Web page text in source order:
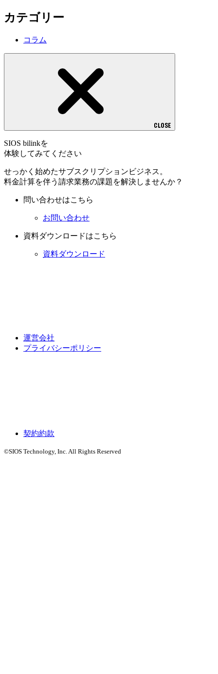
カテゴリー
コラム
CLOSE
SIOS bilinkを
体験してみてください
せっかく始めたサブスクリプションビジネス。
料金計算を伴う請求業務の課題を解決しませんか？
問い合わせはこちら
お問い合わせ
資料ダウンロードはこちら
資料ダウンロード
運営会社
プライバシーポリシー
契約約款
©SIOS Technology, Inc. All Rights Reserved